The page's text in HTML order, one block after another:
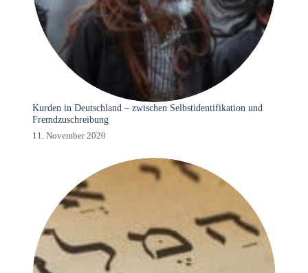
Kurden in Deutschland – zwischen Selbstidentifikation und
Fremdzuschreibung
11. November 2020